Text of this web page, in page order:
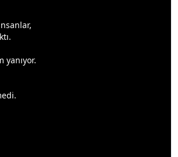
yanıyor.